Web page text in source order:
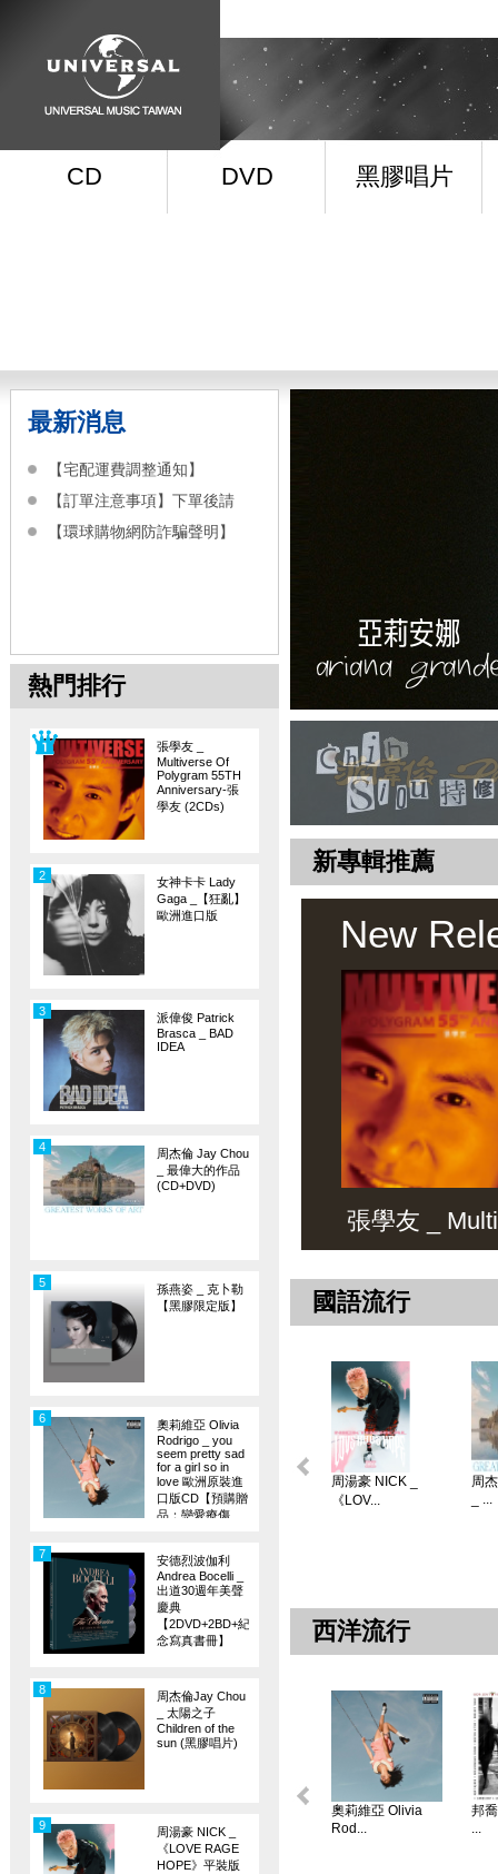
CD DVD 黑膠唱片
最新消息
【宅配運費調整通知】
【訂單注意事項】下單後請
【環球購物網防詐騙聲明】
熱門排行
張學友 _
Multiverse Of
Polygram 55TH
Anniversary-張
學友 (2CDs)
女神卡卡 Lady
Gaga _【狂亂】
歐洲進口版
2
派偉俊 Patrick
Brasca _ BAD
IDEA
3
周杰倫 Jay Chou
_ 最偉大的作品
(CD+DVD)
4
孫燕姿 _ 克卜勒
【黑膠限定版】
5
奧莉維亞 Olivia
Rodrigo _ you
seem pretty sad
for a girl so in
love 歐洲原裝進
口版CD【預購贈
品：戀愛療傷
6
安德烈波伽利
Andrea Bocelli _
出道30週年美聲
慶典
【2DVD+2BD+紀
念寫真書冊】
7
周杰倫Jay Chou
_ 太陽之子
Children of the
sun (黑膠唱片)
8
周湯豪 NICK _
《LOVE RAGE
HOPE》平裝版
9
新專輯推薦
New
張學友 _
國語流行
周湯豪 NICK _
《LOV...
周
_ ...
西洋流行
奧莉維亞 Olivia
Rod...
邦
...